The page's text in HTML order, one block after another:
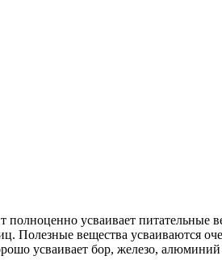
полноценно усваивает
Полезные вещества усваиваются
усваивает бор, железо,